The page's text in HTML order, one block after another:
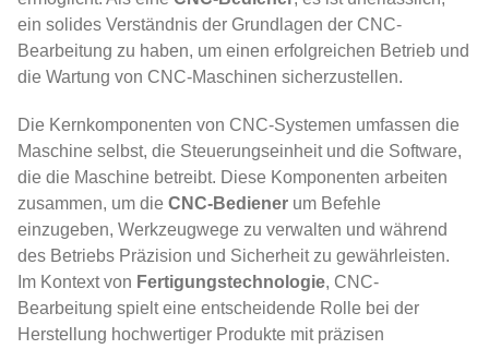
ein solides Verständnis der Grundlagen der CNC-
Bearbeitung zu haben, um einen erfolgreichen Betrieb und
die Wartung von CNC-Maschinen sicherzustellen.
Die Kernkomponenten von CNC-Systemen umfassen die
Maschine selbst, die Steuerungseinheit und die Software,
die die Maschine betreibt. Diese Komponenten arbeiten
zusammen, um die CNC-Bediener um Befehle
einzugeben, Werkzeugwege zu verwalten und während
des Betriebs Präzision und Sicherheit zu gewährleisten.
Im Kontext von Fertigungstechnologie, CNC-
Bearbeitung spielt eine entscheidende Rolle bei der
Herstellung hochwertiger Produkte mit präzisen